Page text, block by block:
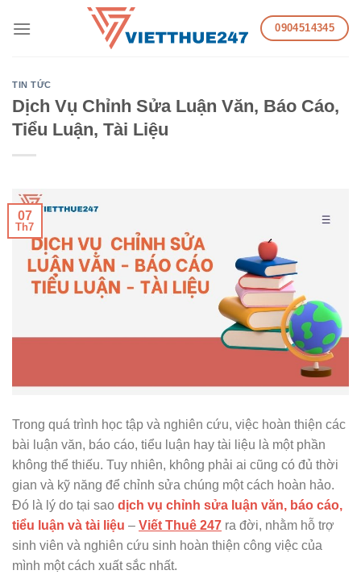
0904514345
TIN TỨC
Dịch Vụ Chỉnh Sửa Luận Văn, Báo Cáo,
Tiểu Luận, Tài Liệu
07
Th7
Trong quá trình học tập và nghiên cứu, việc hoàn thiện các
bài luận văn, báo cáo, tiểu luận hay tài liệu là một phần
không thể thiếu. Tuy nhiên, không phải ai cũng có đủ thời
gian và kỹ năng để chỉnh sửa chúng một cách hoàn hảo.
Đó là lý do tại sao dịch vụ chỉnh sửa luận văn, báo cáo,
tiểu luận và tài liệu – Viết Thuê 247 ra đời, nhằm hỗ trợ
sinh viên và nghiên cứu sinh hoàn thiện công việc của
mình một cách xuất sắc nhất.